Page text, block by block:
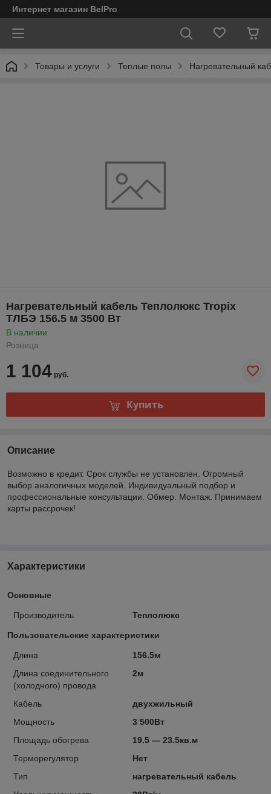
Интернет магазин BelPro
Товары и услуги Теплые полы Нагревательный
Нагревательный кабель Теплолюкс Tropix
ТЛБЭ 156.5 м 3500 Вт
В наличии
Розница
1 104 руб.
Купить
Описание
Возможно в кредит. Срок службы не установлен. Огромный
выбор аналогичных моделей. Индивидуальный подбор и
профессиональные консультации. Обмер. Монтаж. Принимаем
карты рассрочек!
Характеристики
Основные
Производитель Теплолюкс
Пользовательские характеристики
Длина
156.5м
Длина соединительного
(холодного) провода
2м
Кабель
двухжильный
Мощность
3 500Вт
Площадь обогрева
19.5 — 23.5кв.м
Терморегулятор
Нет
Тип
нагревательный кабель